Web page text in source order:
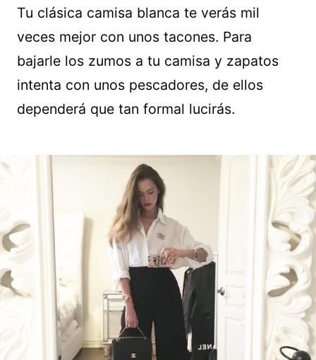
Tu clásica camisa blanca te verás mil
veces mejor con unos tacones. Para
bajarle los zumos a tu camisa y zapatos
intenta con unos pescadores, de ellos
dependerá que tan formal lucirás.